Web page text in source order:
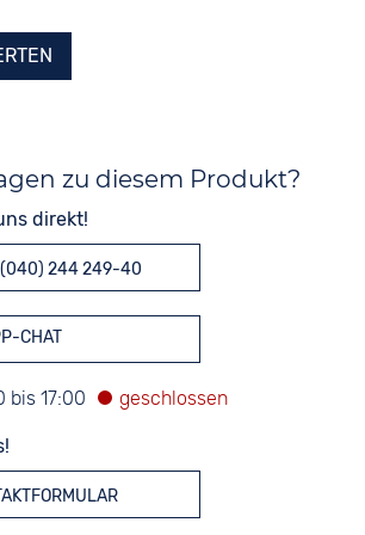
zu diesem Produkt?
direkt!
(040) 244 249-40
CHAT
bis 17:00